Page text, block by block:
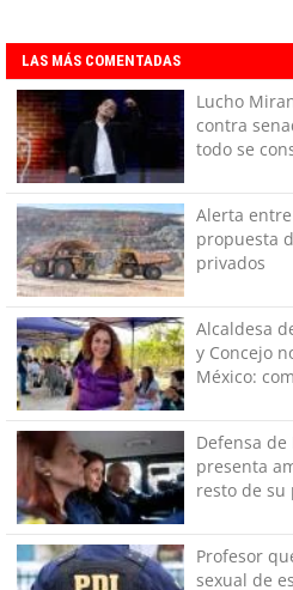
LAS MÁS COMENTADAS
Lucho
contra
todo se
Alerta
propuesta
privados
Alcaldesa
y Concejo
México:
Defensa de
presenta
resto de
Profesor
sexual de